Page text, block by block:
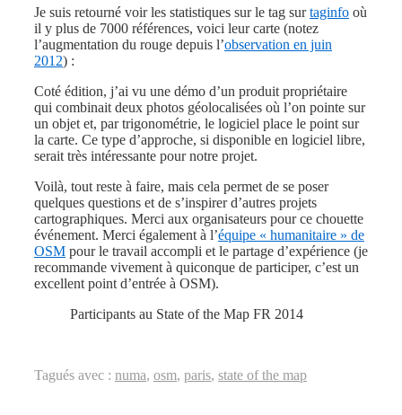
Je suis retourné voir les statistiques sur le tag surtaginfo où
il y plus de 7000 références, voici leur carte (notez
l’augmentation du rouge depuis l’observation en juin
2012) :
Coté édition, j’ai vu une démo d’un produit propriétaire
qui combinait deux photos géolocalisées où l’on pointe sur
un objet et, par trigonométrie, le logiciel place le point sur
la carte. Ce type d’approche, si disponible en logiciel libre,
serait très intéressante pour notre projet.
Voilà, tout reste à faire, mais cela permet de se poser
quelques questions et de s’inspirer d’autres projets
cartographiques. Merci aux organisateurs pour ce chouette
événement. Merci également à l’équipe « humanitaire » de
OSM pour le travail accompli et le partage d’expérience (je
recommande vivement à quiconque de participer, c’est un
excellent point d’entrée à OSM).
Participants au State of the Map FR 2014
Tagués avec : numa, osm, paris, state of the map